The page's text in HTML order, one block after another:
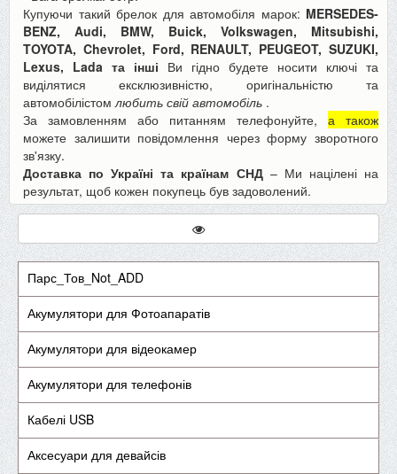
Купуючи такий брелок для автомобіля марок: MERSEDES-
BENZ, Audi, BMW, Buick, Volkswagen, Mitsubishi,
TOYOTA, Chevrolet, Ford, RENAULT, PEUGEOT, SUZUKI,
Lexus, Lada та інші Ви гідно будете носити ключі та
виділятися ексклюзивністю, оригінальністю та
автомобілістом любить свій автомобіль .
За замовленням або питанням телефонуйте, а також
можете залишити повідомлення через форму зворотного
зв'язку.
Доставка по Україні та країнам СНД – Ми націлені на
результат, щоб кожен покупець був задоволений.
Парс_Тов_Not_ADD
Акумулятори для Фотоапаратів
Акумулятори для відеокамер
Акумулятори для телефонів
Кабелі USB
Аксесуари для девайсів